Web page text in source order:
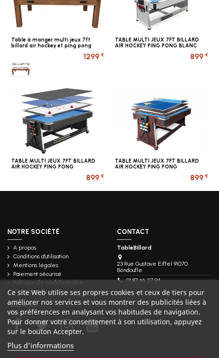
Table à manger multi jeux 7ft
billard air hockey et ping pong
1299 €
Multi jeux BOIS
TABLE MULTI JEUX 7FT BILLARD
AIR HOCKEY PING PONG BLANC
899 €
TABLE MULTI JEUX 7FT BILLARD
AIR HOCKEY PING PONG
899 €
TABLE MULTI JEUX 7FT BILLARD
AIR HOCKEY PING PONG
899 €
NOTRE SOCIÉTÉ
A propos
Conditions d'utilisation
Mentions légales
Paiement sécurisé
Politique de confidentialité
Contactez-nous
CONTACT
TableBillard
23 Rue Gustave Eiffel 91070
Bondoufle
01 87 66 27 94
Ce site Web utilise ses propres cookies et ceux de tiers pour
améliorer nos services et vous montrer des publicités liées à
vos préférences en analysant vos habitudes de navigation.
Pour donner votre consentement à son utilisation, appuyez
sur le bouton Accepter.
Plus d'informations
Follow us